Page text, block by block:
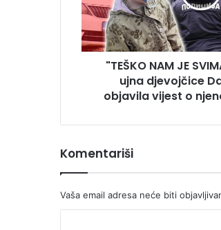
se
ujna
djevojčice
Danke
objavila
o
NESTANKU
"TEŠKO NAM JE
ujna djevojčice
objavila vijest o
Komentariši
Vaša email adresa neće biti